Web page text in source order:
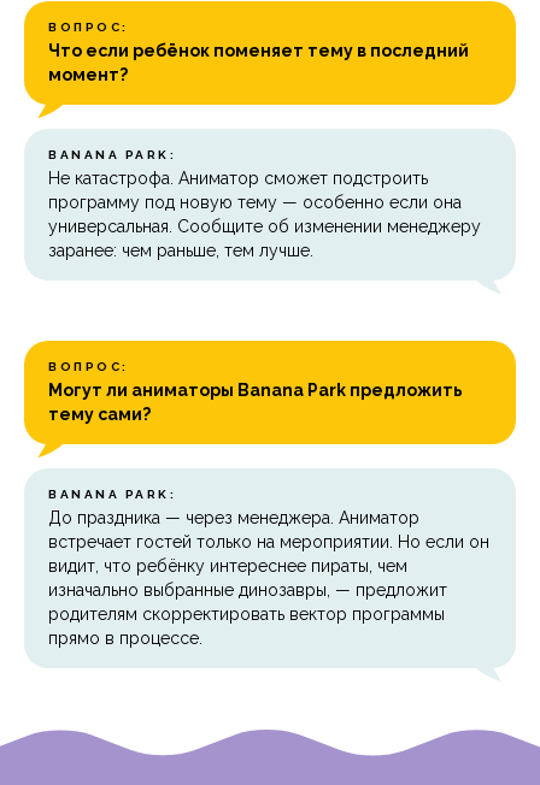
ВОПРОС:
Что если ребёнок поменяет тему в последний
момент?
BANANA PARK:
Не катастрофа. Аниматор сможет подстроить
программу под новую тему — особенно если она
универсальная. Сообщите об изменении менеджеру
заранее: чем раньше, тем лучше.
ВОПРОС:
Могут ли аниматоры Banana Park предложить
тему сами?
BANANA PARK:
До праздника — через менеджера. Аниматор
встречает гостей только на мероприятии. Но если он
видит, что ребёнку интереснее пираты, чем
изначально выбранные динозавры, — предложит
родителям скорректировать вектор программы
прямо в процессе.